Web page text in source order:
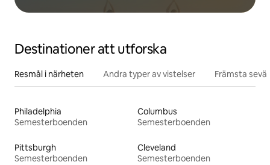
Destinationer att utforska
Resmål i närheten Andra typer av vistelser Främsta
Philadelphia
Semesterboenden
Columbus
Semesterboenden
Pittsburgh
Semesterboenden
Cleveland
Semesterboenden